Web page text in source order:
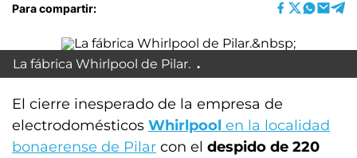
Para compartir:
La fábrica Whirlpool de Pilar.
El cierre inesperado de la empresa de
electrodomésticos Whirlpool en la localidad
bonaerense de Pilar con el despido de 220